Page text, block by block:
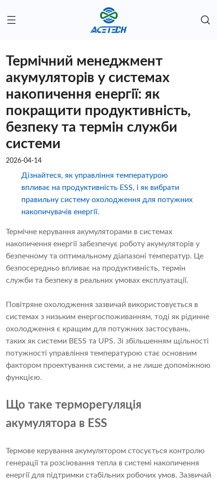
Термічний менеджмент
акумуляторів у системах
накопичення енергії: як
покращити продуктивність,
безпеку та термін служби
системи
2026-04-14
Дізнайтеся, як управління температурою
впливає на продуктивність ESS, і як вибрати
правильну систему охолодження для потужних
накопичувачів енергії.
Термічне керування акумуляторами в системах
накопичення енергії забезпечує роботу акумуляторів у
безпечному та оптимальному діапазоні температур. Це
безпосередньо впливає на продуктивність, термін
служби та безпеку в реальних умовах експлуатації.
Повітряне охолодження зазвичай використовується в
системах з низьким енергоспоживанням, тоді як рідинне
охолодження є кращим для потужних застосувань,
таких як системи BESS та UPS. Зі збільшенням щільності
потужності управління температурою стає основним
фактором проектування системи, а не лише допоміжною
функцією.
Що таке терморегуляція
акумулятора в ESS
Термове керування акумулятором стосується контролю
генерації та розсіювання тепла в системі накопичення
енергії для підтримки стабільних робочих умов. Зазвичай